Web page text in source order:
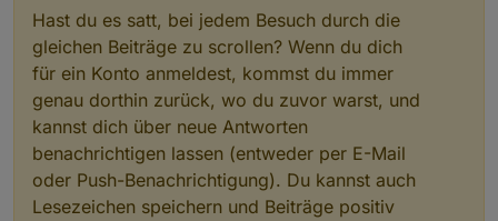
Hast du es satt, bei jedem Besuch durch die
gleichen Beiträge zu scrollen? Wenn du dich
für ein Konto anmeldest, kommst du immer
genau dorthin zurück, wo du zuvor warst, und
kannst dich über neue Antworten
benachrichtigen lassen (entweder per E-Mail
oder Push-Benachrichtigung). Du kannst auch
Lesezeichen speichern und Beiträge positiv